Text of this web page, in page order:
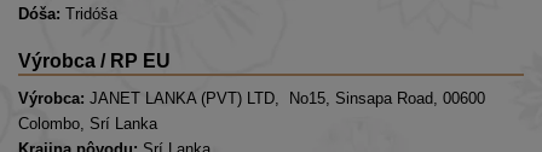
Dóša: Tridóša
Výrobca / RP EU
Výrobca: JANET LANKA (PVT) LTD, No15, Sinsapa Road, 00600
Colombo, Srí Lanka